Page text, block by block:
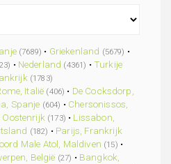
(7689) • Griekenland (5679) •
• Nederland (4361) • Turkije
(1783)
Italië (406) • De Cocksdorp,
Spanje (604) • Chersonissos,
Oostenrijk (173) • Lissabon,
(182) • Parijs, Frankrijk
Male Atol, Maldiven (15) •
België (27) • Bangkok,